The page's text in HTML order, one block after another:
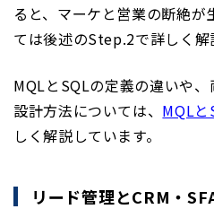
ると、マーケと営業の断絶が
ては後述のStep.2で詳しく解
MQLとSQLの定義の違いや
設計方法については、 MQLと
しく解説しています。
リード管理とCRM・